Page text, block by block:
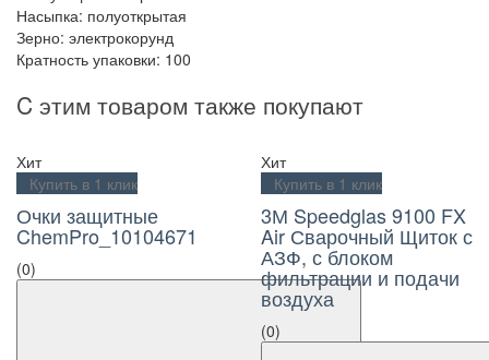
Насыпка: полуоткрытая
Зерно: электрокорунд
Кратность упаковки: 100
C этим товаром также покупают
Хит
Купить в 1 клик
Очки защитные
ChemPro_10104671
(0)
Хит
Купить в 1 клик
3М Speedglas 9100 FX
Air Сварочный Щиток с
АЗФ, с блоком
фильтрации и подачи
воздуха
(0)